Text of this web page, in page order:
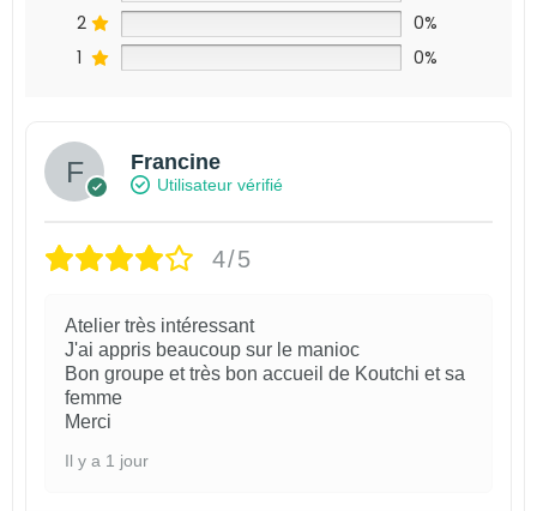
2
0%
1
0%
Francine
Utilisateur vérifié
4/5
Atelier très intéressant
J'ai appris beaucoup sur le manioc
Bon groupe et très bon accueil de Koutchi et sa
femme
Merci
Il y a 1 jour